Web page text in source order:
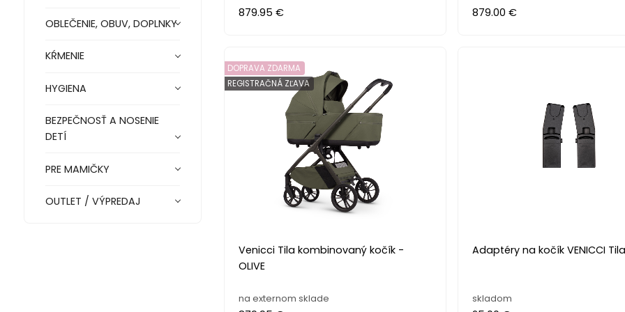
OBLEČENIE, OBUV, DOPLNKY
KŔMENIE
HYGIENA
BEZPEČNOSŤ A NOSENIE
DETÍ
PRE MAMIČKY
OUTLET / VÝPREDAJ
879.95 € 879.00 €
Venicci Tila kombinovaný kočík -
OLIVE
DOPRAVA ZDARMA
REGISTRAČNÁ ZĽAVA
na externom sklade
Adaptéry na kočík VENICCI Tila
skladom